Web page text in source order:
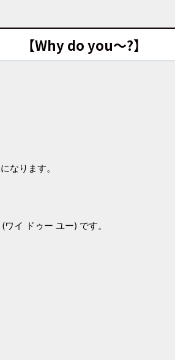
【Why do you～?】
なります。
イ ドゥー ユー) です。